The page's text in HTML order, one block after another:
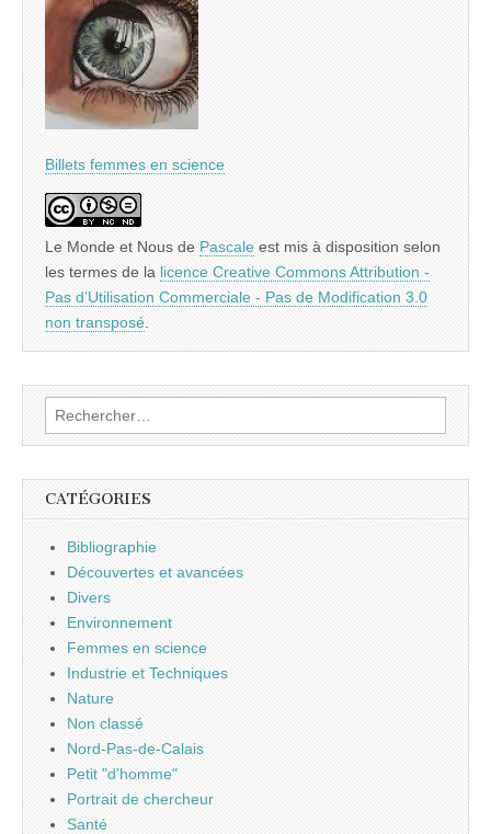
Billets femmes en science
Le Monde et Nous de Pascale est mis à disposition selon
les termes de la licence Creative Commons Attribution -
Pas d’Utilisation Commerciale - Pas de Modification 3.0
non transposé
Rechercher :
CATÉGORIES
Bibliographie
Découvertes et avancées
Divers
Environnement
Femmes en science
Industrie et Techniques
Nature
Non classé
Nord-Pas-de-Calais
Petit "d'homme"
Portrait de chercheur
Santé